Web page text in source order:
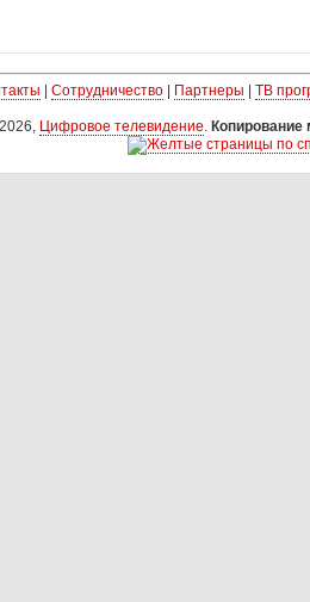
Сотрудничество| Партнеры ТВ
Цифровое телевидение. Копирование